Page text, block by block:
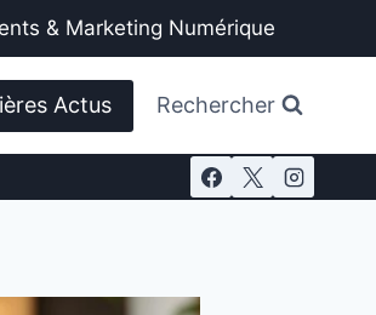
& Marketing Numérique
Actus Rechercher